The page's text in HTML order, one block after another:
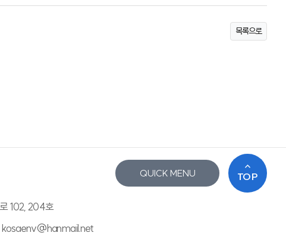
목록으로
QUICK MENU TOP
102, 204호